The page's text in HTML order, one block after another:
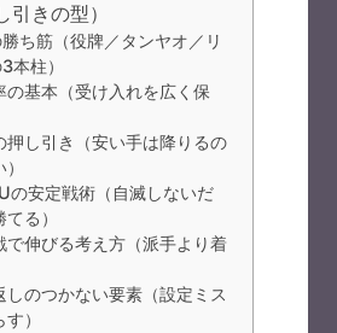
引きの型）
ち筋（役牌／タンヤオ／リ
本柱）
の基本（受け入れを広く保
押し引き（安い手は降りるの
の安定戦術（自滅しないだ
る）
で伸びる考え方（派手より着
しのつかない要素（設定ミス
）